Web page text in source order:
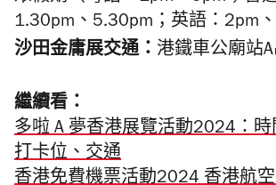
1.30pm、5.30pm；英語：2pm
沙田金庸展交通： 港鐵車公廟站
繼續看：
多啦 A 夢香港展覽活動2024：
打卡位、交通
香港免費機票活動2024 香港航